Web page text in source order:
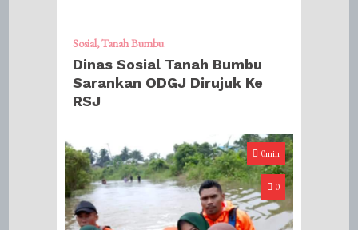
Sosial Tanah Bumbu
Dinas Sosial Tanah Bumbu
Sarankan ODGJ Dirujuk Ke
RSJ
0min
0